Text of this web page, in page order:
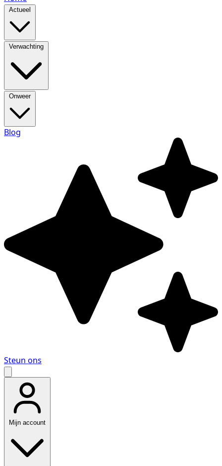
Actueel
Verwachting
Onweer
Blog
Steun ons
Mijn account